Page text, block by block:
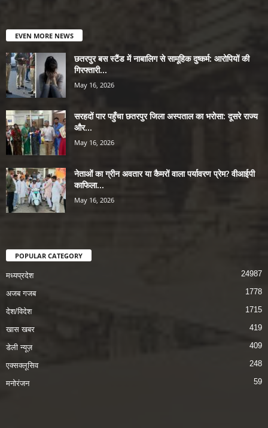
EVEN MORE NEWS
छतरपुर बस स्टैंड में नाबालिग से सामूहिक दुष्कर्म: आरोपियों की
गिरफ्तारी...
May 16, 2026
सरहदों पार पहुँचा छतरपुर जिला अस्पताल का भरोसा: दूसरे राज्य
और...
May 16, 2026
नेताओं का ग्रीन अवतार या कैमरों वाला पर्यावरण प्रेम? वीआईपी
काफिला...
May 16, 2026
POPULAR CATEGORY
मध्यप्रदेश 24987
अजब गजब 1778
देश/विदेश 1715
खास खबर 419
डेली न्यूज़ 409
एक्सक्लूसिव 248
मनोरंजन 59